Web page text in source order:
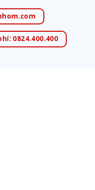
0824.400.400